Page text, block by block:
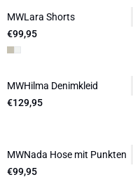
MWLara Shorts
€99,95
MWHilma Denimkleid
€129,95
MWNada Hose mit Punkten
€99,95